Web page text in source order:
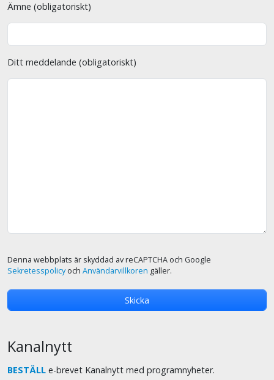
Ämne (obligatoriskt)
Ditt meddelande (obligatoriskt)
Denna webbplats är skyddad av reCAPTCHA och Google
Sekretesspolicyoch Användarvillkoren gäller.
Kanalnytt
BESTÄLL e-brevet Kanalnytt med programnyheter.